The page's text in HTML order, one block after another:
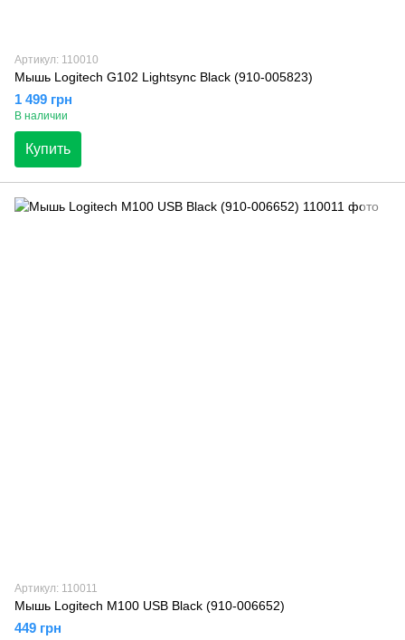
Артикул: 110010
Мышь Logitech G102 Lightsync Black (910-005823)
1 499 грн
В наличии
Купить
Артикул: 110011
Мышь Logitech M100 USB Black (910-006652)
449 грн